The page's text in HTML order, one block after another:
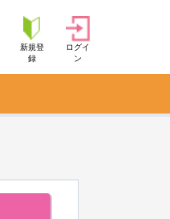
新規登
録
ログイ
ン